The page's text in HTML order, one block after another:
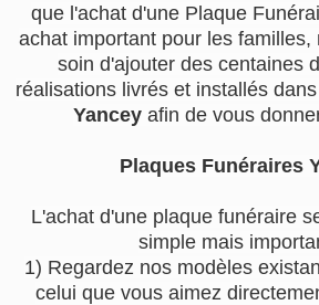
que l'achat d'une Plaque
achat important pour les familles,
soin d'ajouter des centaines
réalisations livrés et installés
Yanceyafin de vous
Plaques Funéraires
L'achat d'une plaque funéraire
simple mais
1) Regardez nos modèles
celui que vous aimez